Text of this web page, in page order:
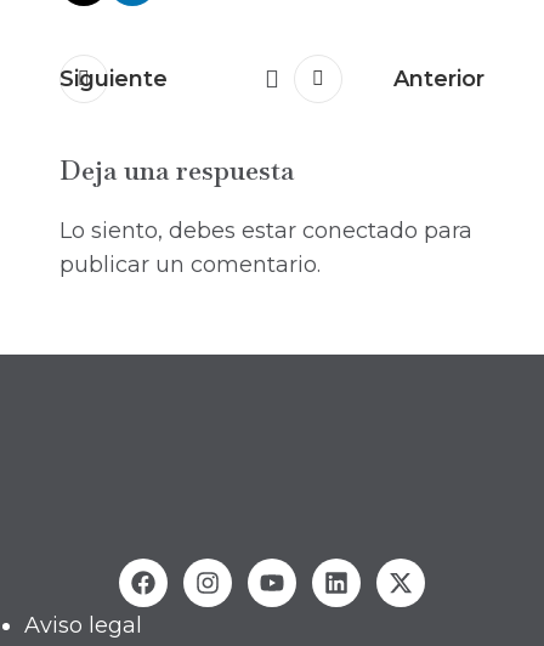
Siguiente Anterior
Deja una respuesta
Lo siento, debes estar conectado para
publicar un comentario.
Aviso legal